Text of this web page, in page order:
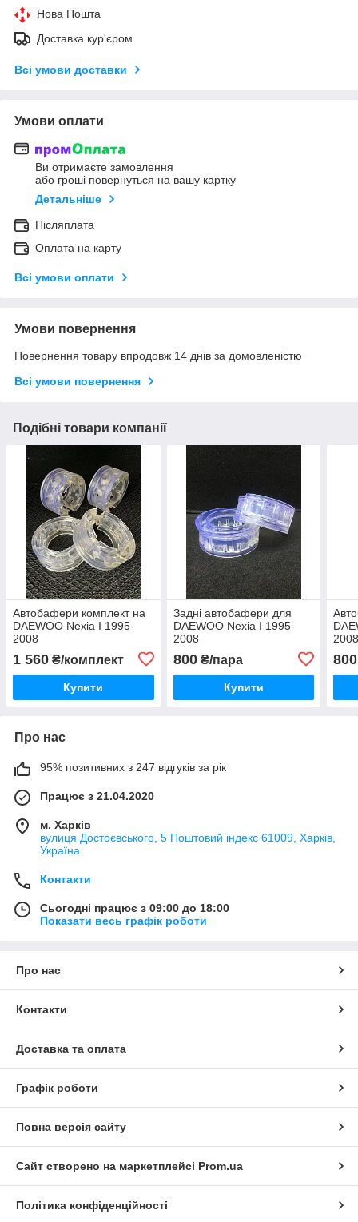
Нова Пошта
Доставка кур'єром
Всі умови доставки
Умови оплати
Ви отримаєте замовлення
або гроші повернуться на вашу картку
Детальніше
Післяплата
Оплата на карту
Всі умови оплати
Умови повернення
Повернення товару впродовж 14 днів за домовленістю
Всі умови повернення
Подібні товари компанії
Автобафери комплект на
DAEWOO Nexia I 1995-
2008
1 560 ₴/комплект
Купити
Задні автобафери для
DAEWOO Nexia I 1995-
2008
800₴/пара
Купити
800
Про нас
95% позитивних з 247 відгуків за рік
Працює з 21.04.2020
м. Харків
вулиця Достоєвського, 5 Поштовий індекс 61009, Харків,
Україна
Контакти
Сьогодні працює з 09:00 до 18:00
Показати весь графік роботи
Про нас
Контакти
Доставка та оплата
Графік роботи
Повна версія сайту
Сайт створено на маркетплейсі Prom.ua
Політика конфіденційності